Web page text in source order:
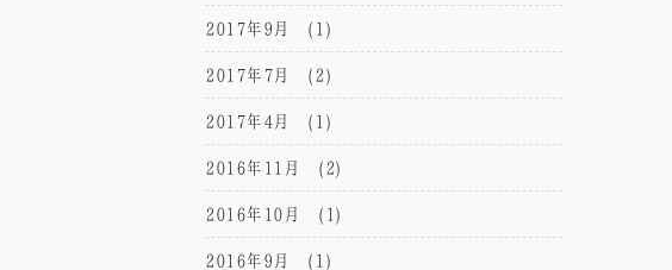
2017年9月 (1)
2017年7月 (2)
2017年4月 (1)
2016年11月 (2)
2016年10月 (1)
2016年9月 (1)